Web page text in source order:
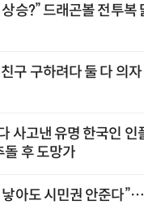
승?” 드래곤볼 전투복
구 구하려다 둘 다 의자
사고낸 유명 한국인 인
후 도망가
아도 시민권 안준다